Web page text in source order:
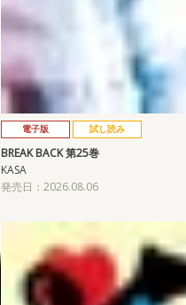
電子版 試し読み
BREAK BACK 第25巻
KASA
発売日：2026.08.06